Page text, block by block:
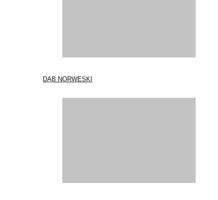
DĄB NORWESKI